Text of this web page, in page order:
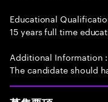
Educational
15 years full time
Additional Information :
The candidate should